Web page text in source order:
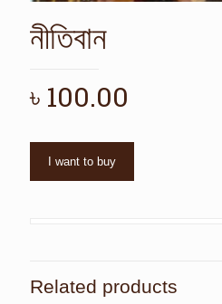
নীতিবান
৳ 100.00
I want to buy
Related products